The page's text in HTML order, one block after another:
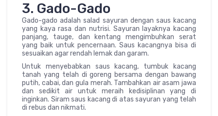
3. Gado-Gado
Gado-gado adalah salad sayuran dengan saus kacang
yang kaya rasa dan nutrisi. Sayuran layaknya kacang
panjang, tauge, dan kentang mengimbuhkan serat
yang baik untuk pencernaan. Saus kacangnya bisa di
sesuaikan agar rendah lemak dan garam.
Untuk menyebabkan saus kacang, tumbuk kacang
tanah yang telah di goreng bersama dengan bawang
putih, cabai, dan gula merah. Tambahkan air asam jawa
dan sedikit air untuk meraih kedisiplinan yang di
inginkan. Siram saus kacang di atas sayuran yang telah
di rebus dan nikmati.